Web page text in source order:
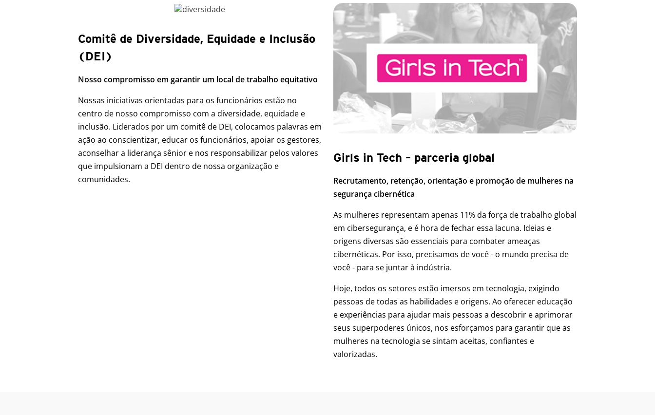
Comitê de Diversidade, Equidade e Inclusão
(DEI)
Nosso compromisso em garantir um local de trabalho equitativo
Nossas iniciativas orientadas para os funcionários estão no
centro de nosso compromisso com a diversidade, equidade e
inclusão. Liderados por um comitê de DEI, colocamos palavras em
ação ao conscientizar, educar os funcionários, apoiar os gestores,
aconselhar a liderança sênior e nos responsabilizar pelos valores
que impulsionam a DEI dentro de nossa organização e
comunidades.
Girls in Tech – parceria global
Recrutamento, retenção, orientação e promoção de mulheres na
segurança cibernética
As mulheres representam apenas 11% da força de trabalho global
em cibersegurança, e é hora de fechar essa lacuna. Ideias e
origens diversas são essenciais para combater ameaças
cibernéticas. Por isso, precisamos de você - o mundo precisa de
você - para se juntar à indústria.
Hoje, todos os setores estão imersos em tecnologia, exigindo
pessoas de todas as habilidades e origens. Ao oferecer educação
e experiências para ajudar mais pessoas a descobrir e aprimorar
seus superpoderes únicos, nos esforçamos para garantir que as
mulheres na tecnologia se sintam aceitas, confiantes e
valorizadas.